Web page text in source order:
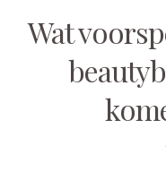
Wat